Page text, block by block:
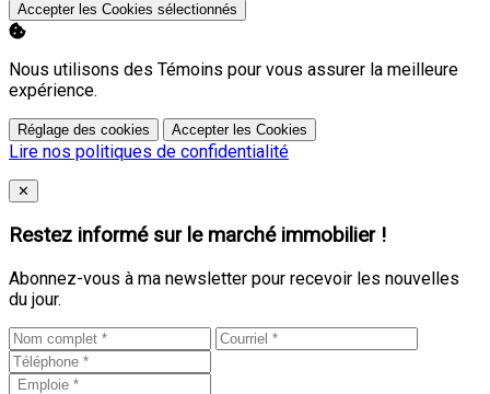
Accepter les Cookies sélectionnés
Nous utilisons des Témoins pour vous assurer la meilleure
expérience.
Réglage des cookies Accepter les Cookies
Lire nos politiques de confidentialité
Close
✕
Restez informé sur le marché immobilier !
Abonnez-vous à ma newsletter pour recevoir les nouvelles
du jour.